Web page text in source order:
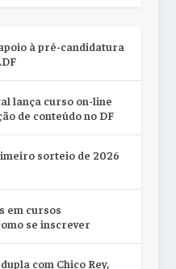
à pré-candidatura
lança curso on-line
de conteúdo no DF
sorteio de 2026
em cursos
se inscrever
com Chico Rey,